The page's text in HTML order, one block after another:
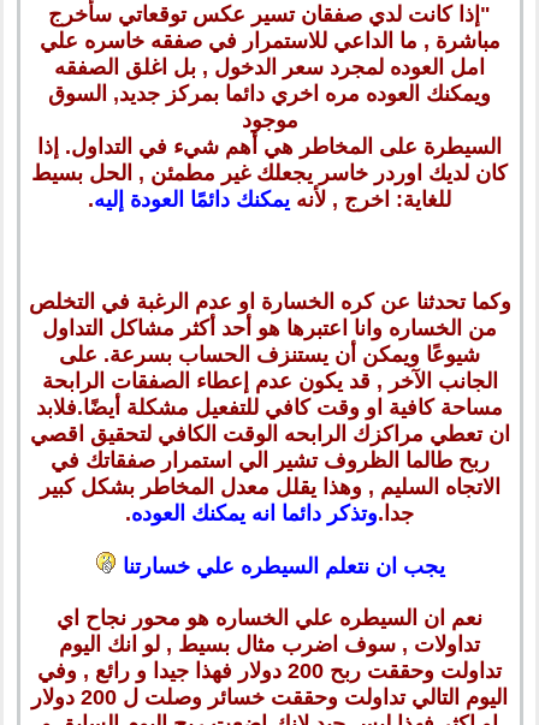
"إذا كانت لدي صفقان تسير عكس توقعاتي سأخرج
مباشرة , ما الداعي للاستمرار في صفقه خاسره علي
امل العوده لمجرد سعر الدخول , بل اغلق الصفقه
ويمكنك العوده مره اخري دائما بمركز جديد, السوق
موجود
السيطرة على المخاطر هي أهم شيء في التداول. إذا
كان لديك اوردر خاسر يجعلك غير مطمئن , الحل بسيط
للغاية: اخرج , لأنه يمكنك دائمًا العودة إليه.
وكما تحدثنا عن كره الخسارة او عدم الرغبة في التخلص
من الخساره وانا اعتبرها هو أحد أكثر مشاكل التداول
شيوعًا ويمكن أن يستنزف الحساب بسرعة. على
الجانب الآخر , قد يكون عدم إعطاء الصفقات الرابحة
مساحة كافية او وقت كافي للتفعيل مشكلة أيضًا.فلابد
ان تعطي مراكزك الرابحه الوقت الكافي لتحقيق اقصي
ربح طالما الظروف تشير الي استمرار صفقاتك في
الاتجاه السليم , وهذا يقلل معدل المخاطر بشكل كبير
جدا.وتذكر دائما انه يمكنك العوده.
يجب ان نتعلم السيطره علي خسارتنا
نعم ان السيطره علي الخساره هو محور نجاح اي
تداولات , سوف اضرب مثال بسيط , لو انك اليوم
تداولت وحققت ربح 200 دولار فهذا جيدا و رائع , وفي
اليوم التالي تداولت وحققت خسائر وصلت ل 200 دولار